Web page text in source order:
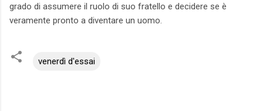
grado di assumere il ruolo di suo fratello e decidere se è
veramente pronto a diventare un uomo.
venerdì d'essai